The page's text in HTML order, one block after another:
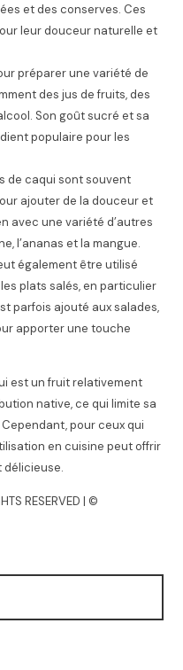
et des conserves. Ces
leur douceur naturelle et
préparer une variété de
des jus de fruits, des
Son goût sucré et sa
populaire pour les
de caqui sont souvent
ajouter de la douceur et
avec une variété d’autres
l’ananas et la mangue.
également être utilisé
plats salés, en particulier
parfois ajouté aux salades,
apporter une touche
est un fruit relativement
native, ce qui limite sa
pour ceux qui
en cuisine peut offrir
délicieuse.
RESERVED | ©